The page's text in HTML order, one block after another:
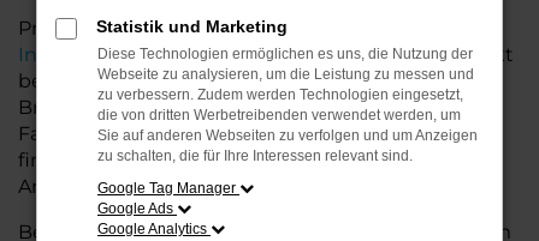
Profitieren Sie von zusätzlichen Services wie
Inzahlungnahme,Wartung und Reparaturen direkt
bei Ihrem Audi Autohaus in der Nähe von
Bremervörde. Mit unserer großen Auswahl an
Fahrzeugen und der professionellen Beratung
finden Sie bei uns das Fahrzeug, das Ihre
Ansprüche erfüllt.
Besuchen Sie uns und lassen Sie sich von unserem
Statistik und Marketing
Diese Technologien ermöglichen es uns, die Nutzung der
Webseite zu analysieren, um die Leistung zu messen und
zu verbessern. Zudem werden Technologien eingesetzt,
die von dritten Werbetreibenden verwendet werden, um
Sie auf anderen Webseiten zu verfolgen und um Anzeigen
zu schalten, die für Ihre Interessen relevant sind.
Google Tag Manager
Google Ads
Google Analytics